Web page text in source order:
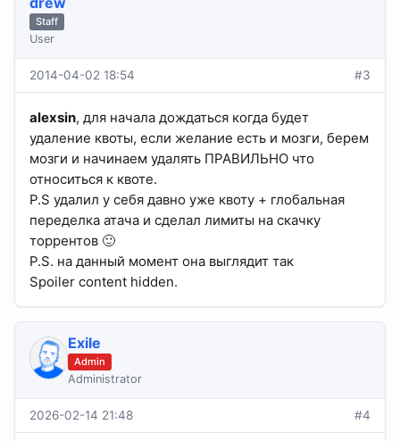
Staff
User
2014-04-02 18:54 #3
alexsin, для начала дождаться когда будет
удаление квоты, если желание есть и мозги, берем
мозги и начинаем удалять ПРАВИЛЬНО что
относиться к квоте.
Р.S удалил у себя давно уже квоту + глобальная
переделка атача и сделал лимиты на скачку
торрентов 🙂
Р.S. на данный момент она выглядит так
Spoiler content hidden.
Exile
Admin
Administrator
2026-02-14 21:48 #4